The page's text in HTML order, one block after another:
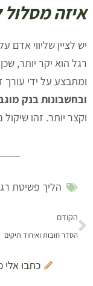
איזה מסלול
יש לציין שליווי אדם
רגל הוא יקר יותר,
ומתבצע על ידי עורך
ובחשבונות בנק
וקצר יותר. זהו
הליך פשיטת
הקודם
הסדר חובות ואיחוד תיקים
כתבו אלי